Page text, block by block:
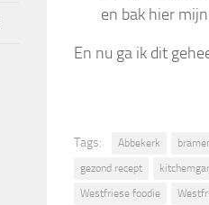
en bak hier
En nu ga ik dit
Tags: Abbekerk
gezond recept
Westfriese foodie